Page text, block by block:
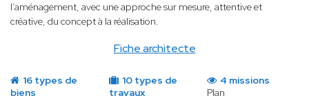
Fiche architecte
l’aménagement, avec une approche sur mesure, attentive et
créative, du concept à la réalisation.
16 types de
biens
10 types de
travaux
4 missions
Plan